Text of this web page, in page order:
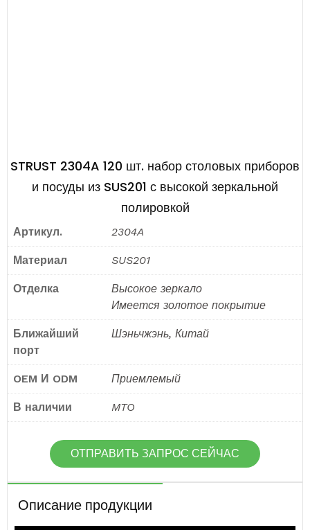
STRUST 2304A 120 шт. набор столовых приборов
и посуды из SUS201 с высокой зеркальной
полировкой
Артикул. 2304A
Материал SUS201
Отделка
Высокое зеркало
Имеется золотое покрытие
Ближайший
порт
Шэньчжэнь, Китай
OEM И ODM Приемлемый
В наличии MTO
ОТПРАВИТЬ ЗАПРОС СЕЙЧАС
Описание продукции